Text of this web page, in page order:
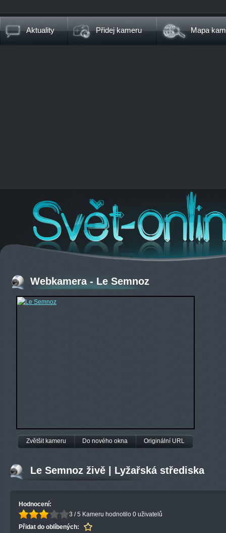
Aktuality Přidej kameru Mapa
Webkamera - Le Semnoz
Zvětšit kameru Do nového okna Originální URL
Le Semnoz živě | Lyžařská střediska
Hodnocení:
3 / 5 Kameru hodnotilo 0 uživatelů
Přidat do oblíbených: